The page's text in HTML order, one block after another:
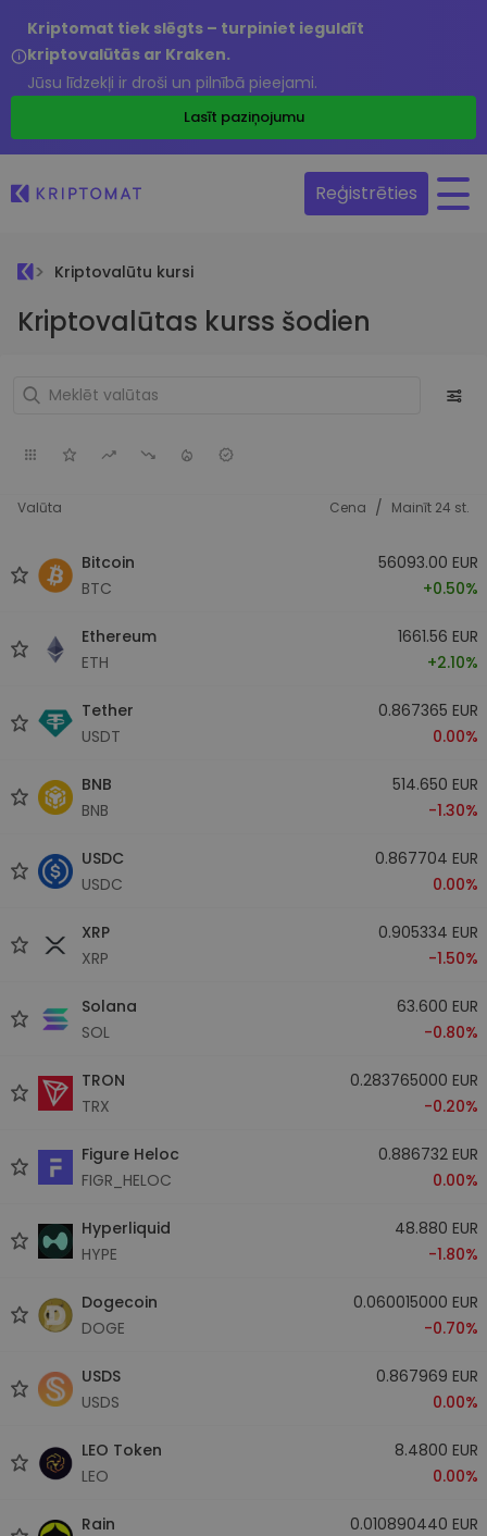
Kriptomat tiek slēgts – turpiniet ieguldīt
kriptovalūtās ar Kraken.
Jūsu līdzekļi ir droši un pilnībā pieejami.
Lasīt paziņojumu
Reģistrēties
Kriptovalūtu kursi
Kriptovalūtas kurss šodien
Valūta Cena / Mainīt 24 st.
Bitcoin
BTC
56093.00 EUR
+0.50%
Ethereum
ETH
1661.56 EUR
+2.10%
Tether
USDT
0.867365 EUR
0.00%
BNB
BNB
514.650 EUR
-1.30%
USDC
USDC
0.867704 EUR
0.00%
XRP
XRP
0.905334 EUR
-1.50%
Solana
SOL
63.600 EUR
-0.80%
TRON
TRX
0.283765000 EUR
-0.20%
Figure Heloc
FIGR_HELOC
0.886732 EUR
0.00%
Hyperliquid
HYPE
48.880 EUR
-1.80%
Dogecoin
DOGE
0.060015000 EUR
-0.70%
USDS
USDS
0.867969 EUR
0.00%
LEO Token
LEO
8.4800 EUR
0.00%
Rain
0.010890440 EUR